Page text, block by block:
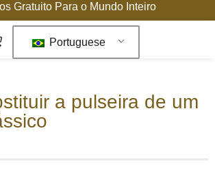
Gratuito Para o Mundo Inteiro
Portuguese
a pulseira de um